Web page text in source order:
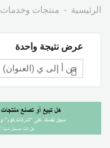
الرئيسية منتجات وخدمات
عرض نتيجة واحدة